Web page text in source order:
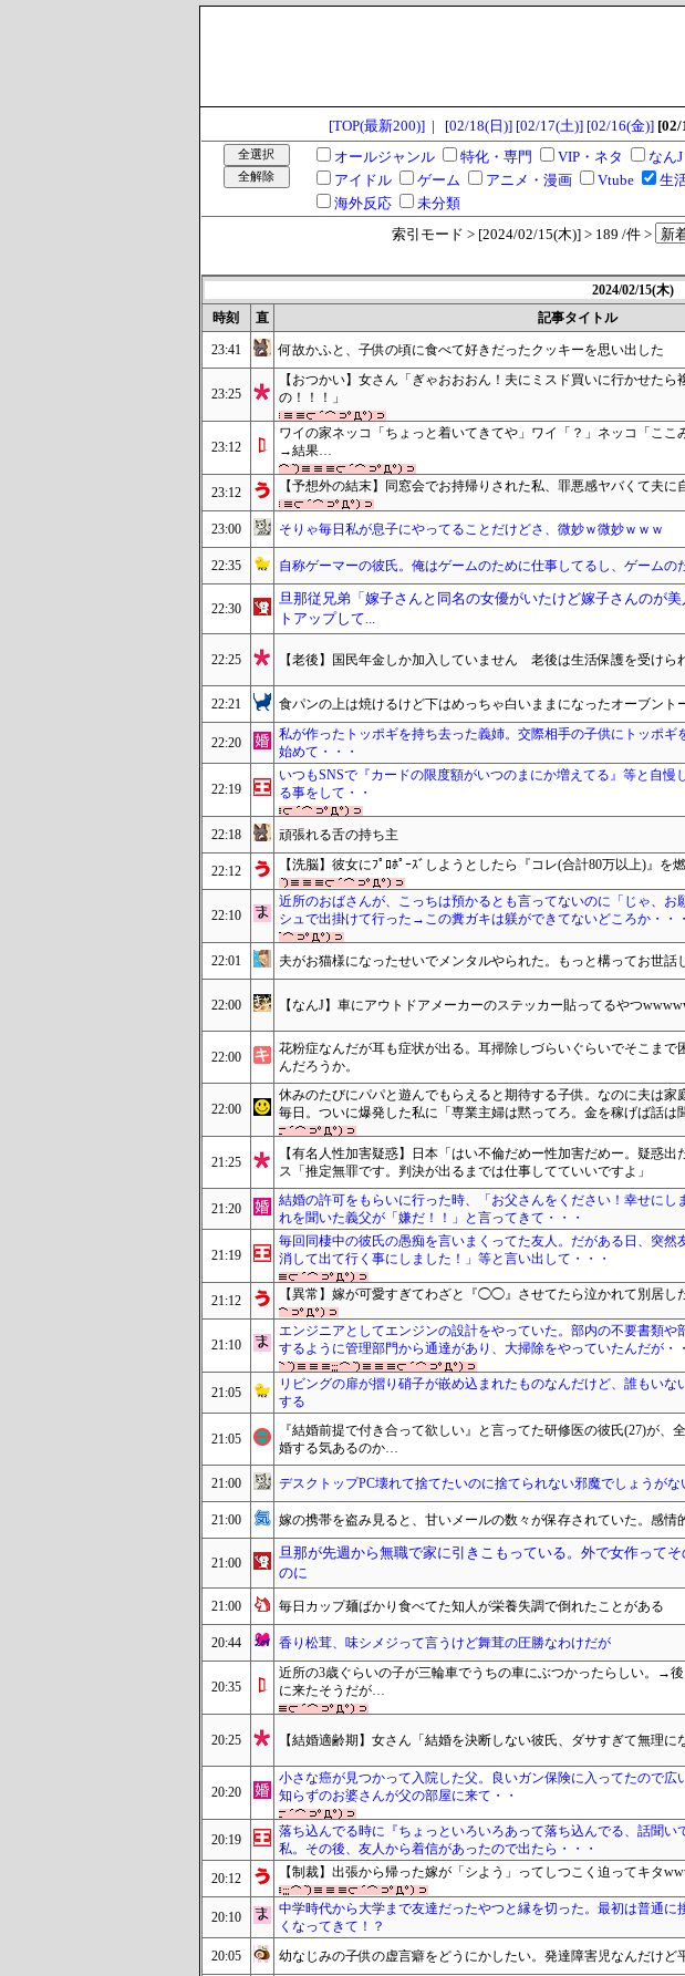
[TOP(最新200)]| [02/18(日)] [02/17(土)] [02/16(金)] [02/
オールジャンル
特化・専門 VIP・ネタ なん
アイドル
ゲーム アニメ・漫画 Vtube 生
海外反応
未分類
索引モード > [2024/02/15(木)] > 189 /件 >
2024/02/15(木)
時刻
直 記事タイトル
23:41 何故かふと、子供の頃に食べて好きだったクッキーを思い出した
23:25
【おつかい】女さん「ぎゃおおおん！夫にミスド買いに行かせたら
の！！！」
23:12
ワイの家ネッコ「ちょっと着いてきてや」ワイ「？」ネッコ「ここ
→結果…
23:12 【予想外の結末】同窓会でお持帰りされた私、罪悪感ヤバくて夫に
23:00 そりゃ毎日私が息子にやってることだけどさ、微妙ｗ微妙ｗｗｗ
22:35 自称ゲーマーの彼氏。俺はゲームのために仕事してるし、ゲームの
22:30
旦那従兄弟「嫁子さんと同名の女優がいたけど嫁子さんのが
トアップして...
22:25 【老後】国民年金しか加入していません 老後は生活保護を受けら
22:21 食パンの上は焼けるけど下はめっちゃ白いままになったオーブント
22:20
私が作ったトッポギを持ち去った義姉。交際相手の子供にトッポギ
始めて・・・
22:19
いつもSNSで『カードの限度額がいつのまにか増えてる』等と自慢
る事をして・・
22:18 頑張れる舌の持ち主
22:12 【洗脳】彼女にﾌﾟﾛﾎﾟｰｽﾞしようとしたら『コレ(合計80万以上)』を
22:10
近所のおばさんが、こっちは預かるとも言ってないのに「じゃ、お
シュで出掛けて行った→この糞ガキは躾ができてないどころか・・・
22:01 夫がお猫様になったせいでメンタルやられた。もっと構ってお世話
22:00 【なんJ】車にアウトドアメーカーのステッカー貼ってるやつ
22:00
花粉症なんだが耳も症状が出る。耳掃除しづらいぐらいでそこまで
んだろうか。
22:00
休みのたびにパパと遊んでもらえると期待する子供。なのに夫は家
毎日。ついに爆発した私に「専業主婦は黙ってろ。金を稼げば話は
21:25
【有名人性加害疑惑】日本「はい不倫だめー性加害だめー。疑惑
ス「推定無罪です。判決が出るまでは仕事してていいですよ」
21:20
結婚の許可をもらいに行った時、「お父さんをください！幸せにし
れを聞いた義父が「嫌だ！！」と言ってきて・・・
21:19
毎回同棲中の彼氏の愚痴を言いまくってた友人。だがある日、突然
消して出て行く事にしました！」等と言い出して・・・
21:12 【異常】嫁が可愛すぎてわざと『◯◯』させてたら泣かれて別居し
21:10
エンジニアとしてエンジンの設計をやっていた。部内の不要書類や
するように管理部門から通達があり、大掃除をやっていたんだが・
21:05
リビングの扉が摺り硝子が嵌め込まれたものなんだけど、誰もいな
する
21:05
『結婚前提で付き合って欲しい』と言ってた研修医の彼氏(27)が、
婚する気あるのか…
21:00 デスクトップPC壊れて捨てたいのに捨てられない邪魔でしょうがな
21:00 嫁の携帯を盗み見ると、甘いメールの数々が保存されていた。感
21:00
旦那が先週から無職で家に引きこもっている。外で女作って
のに
21:00 毎日カップ麺ばかり食べてた知人が栄養失調で倒れたことがある
20:44 香り松茸、味シメジって言うけど舞茸の圧勝なわけだが
20:35
近所の3歳ぐらいの子が三輪車でうちの車にぶつかったらしい。→
に来たそうだが…
20:25 【結婚適齢期】女さん「結婚を決断しない彼氏、ダサすぎて無理
20:20
小さな癌が見つかって入院した父。良いガン保険に入ってたので広
知らずのお婆さんが父の部屋に来て・・
20:19
落ち込んでる時に『ちょっといろいろあって落ち込んでる、話聞い
私。その後、友人から着信があったので出たら・・・
20:12 【制裁】出張から帰った嫁が「シよう」ってしつこく迫ってキタ
20:10
中学時代から大学まで友達だったやつと縁を切った。最初は普通に
くなってきて！？
20:05 幼なじみの子供の虚言癖をどうにかしたい。発達障害児なんだけど